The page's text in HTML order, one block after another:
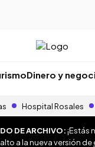
Dinero y
Hospital Rosales
DE ARCHIVO:¡Estás
a la nueva versión de